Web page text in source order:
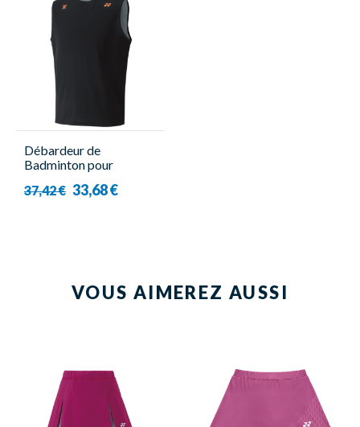
Débardeur de
Badminton pour
Viktor Axelsen Noir-
37,42 € 33,68 €
VOUS AIMEREZ AUSSI